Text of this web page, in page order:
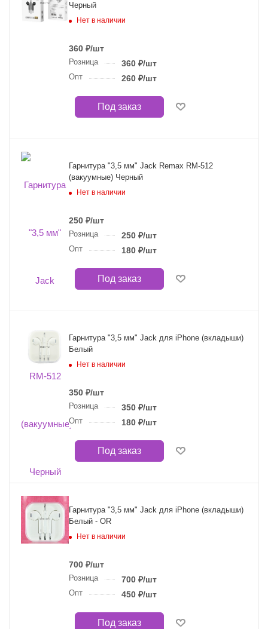
Черный
Нет в наличии
360 ₽/шт
Розница 360₽/шт
Опт 260₽/шт
Под заказ
Гарнитура "3,5 мм" Jack Remax RM-512
(вакуумные) Черный
Нет в наличии
250 ₽/шт
Розница 250₽/шт
Опт 180₽/шт
Под заказ
Гарнитура "3,5 мм" Jack для iPhone (вкладыши)
Белый
Нет в наличии
350 ₽/шт
Розница 350₽/шт
Опт 180₽/шт
Под заказ
Гарнитура "3,5 мм" Jack для iPhone (вкладыши)
Белый - OR
Нет в наличии
700 ₽/шт
Розница 700₽/шт
Опт 450₽/шт
Под заказ